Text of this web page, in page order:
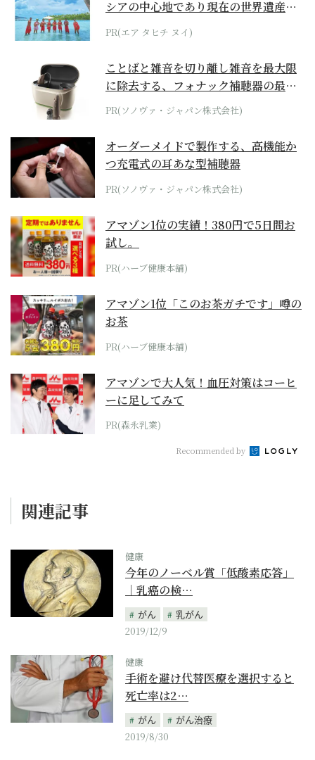
シアの中心地であり現在の世界遺産か
らみえてくる...
PR(エア タヒチ ヌイ)
ことばと雑音を切り離し雑音を最大限
に除去する、フォナック補聴器の最上
位モデル
PR(ソノヴァ・ジャパン株式会社)
オーダーメイドで製作する、高機能か
つ充電式の耳あな型補聴器
PR(ソノヴァ・ジャパン株式会社)
アマゾン1位の実績！380円で5日間お
試し。
PR(ハーブ健康本舗)
アマゾン1位「このお茶ガチです」噂の
お茶
PR(ハーブ健康本舗)
アマゾンで大人気！血圧対策はコーヒ
ーに足してみて
PR(森永乳業)
Recommended by
関連記事
健康
今年のノーベル賞「低酸素応答」
｜乳癌の検…
がん
乳がん
2019/12/9
健康
手術を避け代替医療を選択すると
死亡率は2…
がん
がん治療
2019/8/30